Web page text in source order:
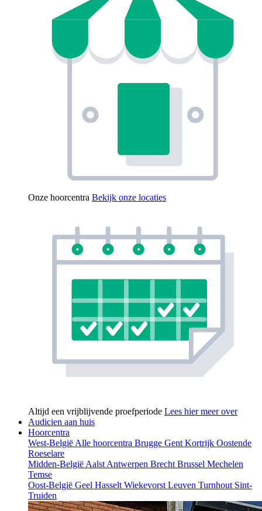
Onze hoorcentra Bekijk onze locaties
Altijd een vrijblijvende proefperiode Lees hier meer over
Audicien aan huis
Hoorcentra
West-België Alle hoorcentra Brugge Gent Kortrijk Oostende
Roeselare
Midden-België Aalst Antwerpen Brecht Brussel Mechelen
Temse
Oost-België Geel Hasselt Wiekevorst Leuven Turnhout Sint-
Truiden